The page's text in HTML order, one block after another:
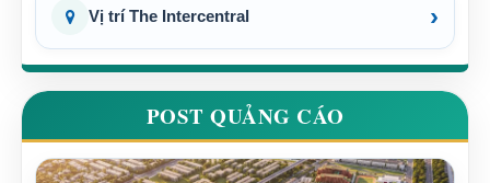
Vị trí The Intercentral ›
POST QUẢNG CÁO